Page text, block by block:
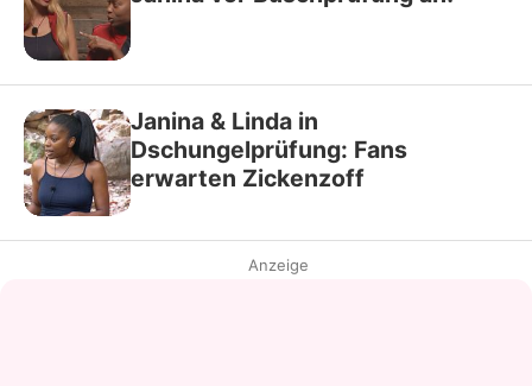
Janina & Linda in
Dschungelprüfung: Fans
erwarten Zickenzoff
Anzeige